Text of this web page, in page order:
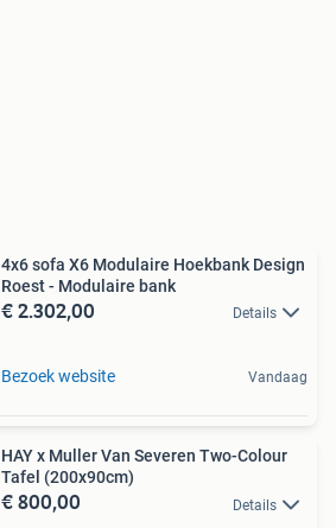
4x6 sofa X6 Modulaire Hoekbank Design
Roest - Modulaire bank
€ 2.302,00 Details
Bezoek website Vandaag
HAY x Muller Van Severen Two-Colour
Tafel (200x90cm)
€ 800,00 Details